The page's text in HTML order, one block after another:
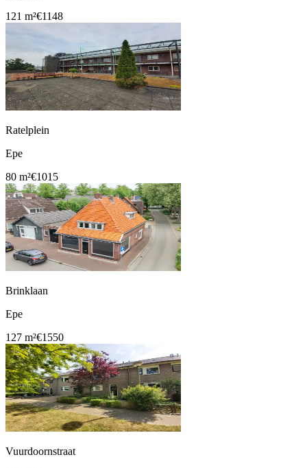
121 m²€1148
Ratelplein
Epe
80 m²€1015
Brinklaan
Epe
127 m²€1550
Vuurdoornstraat